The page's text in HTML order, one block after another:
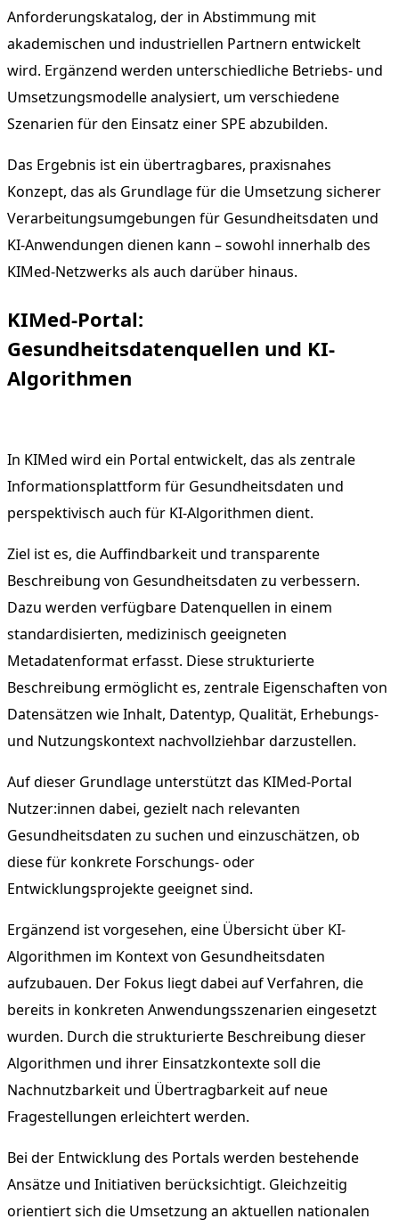
Anforderungskatalog, der in Abstimmung mit
akademischen und industriellen Partnern entwickelt
wird. Ergänzend werden unterschiedliche Betriebs- und
Umsetzungsmodelle analysiert, um verschiedene
Szenarien für den Einsatz einer SPE abzubilden.
Das Ergebnis ist ein übertragbares, praxisnahes
Konzept, das als Grundlage für die Umsetzung sicherer
Verarbeitungsumgebungen für Gesundheitsdaten und
KI-Anwendungen dienen kann – sowohl innerhalb des
KIMed-Netzwerks als auch darüber hinaus.
KIMed-Portal:
Gesundheitsdatenquellen und KI-
Algorithmen
In KIMed wird ein Portal entwickelt, das als zentrale
Informationsplattform für Gesundheitsdaten und
perspektivisch auch für KI-Algorithmen dient.
Ziel ist es, die Auffindbarkeit und transparente
Beschreibung von Gesundheitsdaten zu verbessern.
Dazu werden verfügbare Datenquellen in einem
standardisierten, medizinisch geeigneten
Metadatenformat erfasst. Diese strukturierte
Beschreibung ermöglicht es, zentrale Eigenschaften von
Datensätzen wie Inhalt, Datentyp, Qualität, Erhebungs-
und Nutzungskontext nachvollziehbar darzustellen.
Auf dieser Grundlage unterstützt das KIMed-Portal
Nutzer:innen dabei, gezielt nach relevanten
Gesundheitsdaten zu suchen und einzuschätzen, ob
diese für konkrete Forschungs- oder
Entwicklungsprojekte geeignet sind.
Ergänzend ist vorgesehen, eine Übersicht über KI-
Algorithmen im Kontext von Gesundheitsdaten
aufzubauen. Der Fokus liegt dabei auf Verfahren, die
bereits in konkreten Anwendungsszenarien eingesetzt
wurden. Durch die strukturierte Beschreibung dieser
Algorithmen und ihrer Einsatzkontexte soll die
Nachnutzbarkeit und Übertragbarkeit auf neue
Fragestellungen erleichtert werden.
Bei der Entwicklung des Portals werden bestehende
Ansätze und Initiativen berücksichtigt. Gleichzeitig
orientiert sich die Umsetzung an aktuellen nationalen